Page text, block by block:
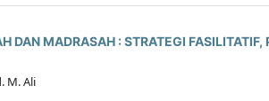
DAN MADRASAH : STRATEGI FASILITATIF,
M. Ali